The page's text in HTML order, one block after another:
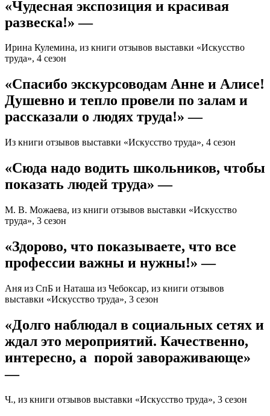
«Чудесная экспозиция и красивая
развеска!» —
Ирина Кулемина, из книги отзывов выставки «Искусство
труда», 4 сезон
«Спасибо экскурсоводам Анне и Алисе!
Душевно и тепло провели по залам и
рассказали о людях труда!» —
Из книги отзывов выставки «Искусство труда», 4 сезон
«Сюда надо водить школьников, чтобы
показать людей труда» —
М. В. Можаева, из книги отзывов выставки «Искусство
труда», 3 сезон
«Здорово, что показываете, что все
профессии важны и нужны!» —
Аня из СпБ и Наташа из Чебоксар, из книги отзывов
выставки «Искусство труда», 3 сезон
«Долго наблюдал в социальных сетях и
ждал это мероприятий. Качественно,
интересно, а порой завораживающе»
—
Ч., из книги отзывов выставки «Искусство труда», 3 сезон